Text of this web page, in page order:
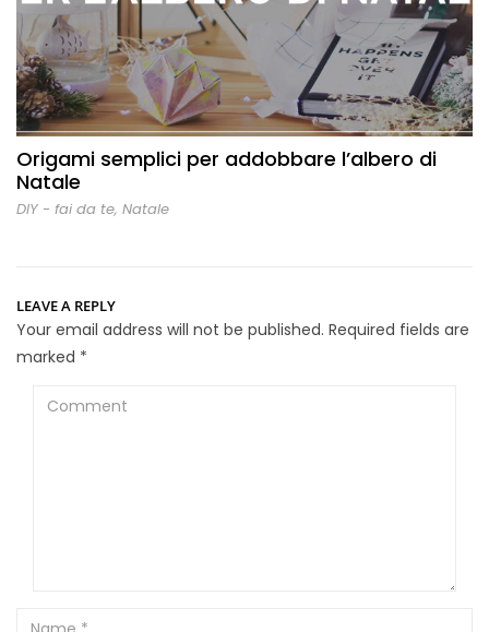
Origami semplici per addobbare l’albero di
Natale
DIY - fai da te, Natale
LEAVE A REPLY
Your email address will not be published. Required fields are
marked *
Comment
Name